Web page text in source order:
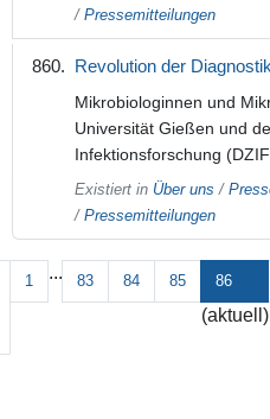
/ Pressemitteilungen
Revolution der
Mikrobiologinnen und
Universität Gießen und
Infektionsforschung
Existiert in Über uns /
/ Pressemitteilungen
1 ... 83 84 85 86
(aktuell)